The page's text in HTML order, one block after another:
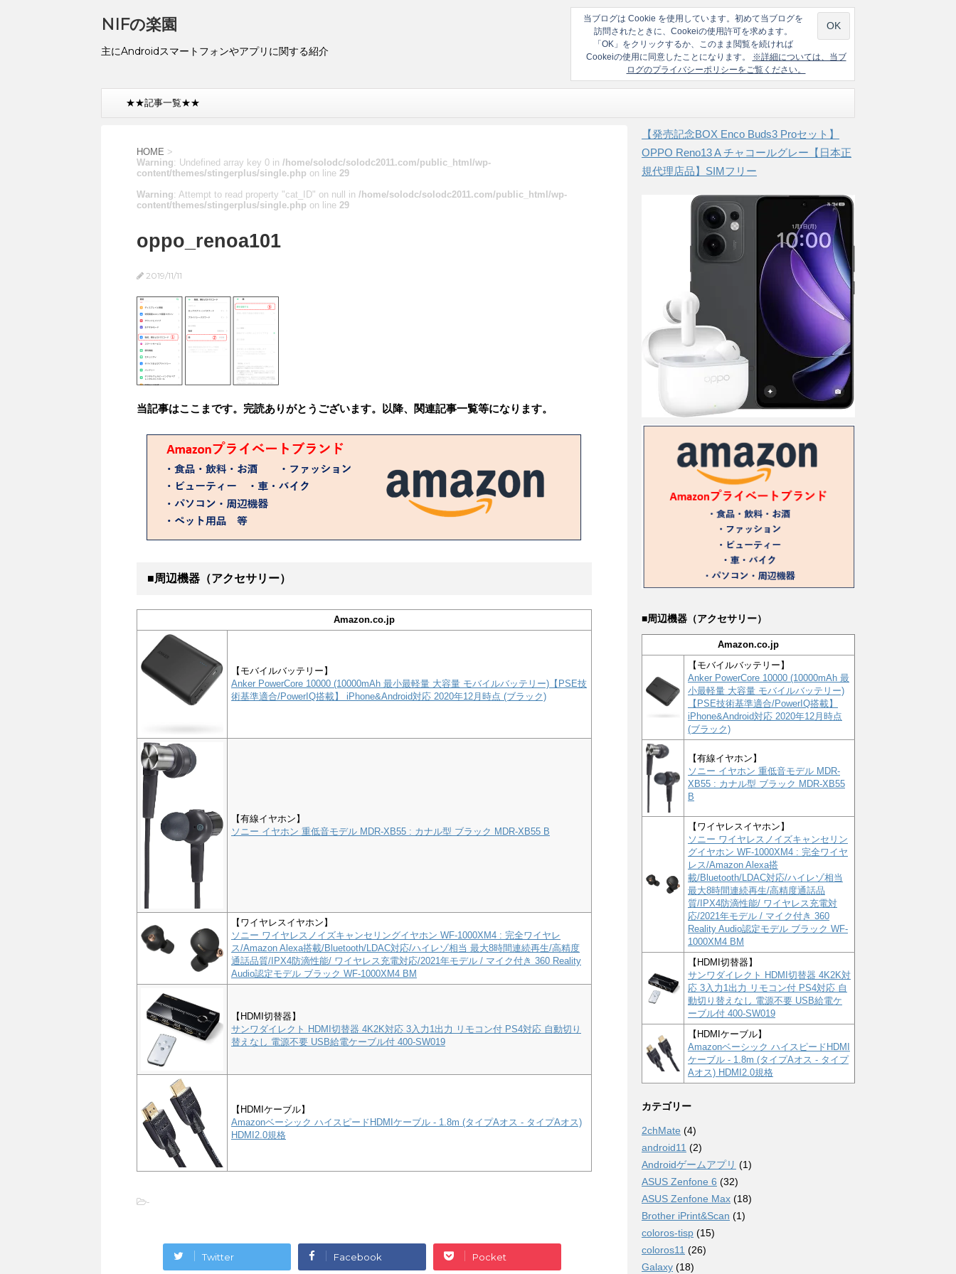
NIFの楽園
主にAndroidスマートフォンやアプリに関する紹介
当ブログは Cookie を使用しています。初めて当ブログを
訪問されたときに、Cookeiの使用許可を求めます。
「OK」をクリックするか、このまま閲覧を続ければ
Cookeiの使用に同意したことになります。
※詳細については、当ブ
ログのプライバシーポリシーをご覧ください。
★★記事一覧★★
HOME >
Warning: Undefined array key 0 in /home/solodc/solodc2011.com/public_html/wp-
content/themes/stingerplus/single.php on line 29
Warning: Attempt to read property "cat_ID" on null in /home/solodc/solodc2011.com/public_html/wp-
content/themes/stingerplus/single.php on line 29
oppo_renoa101
2019/11/11
当記事はここまです。完読ありがとうございます。以降、関連記事一覧等になります。
■周辺機器（アクセサリー）
Amazon.co.jp
【モバイルバッテリー】
Anker PowerCore 10000 (10000mAh 最小最軽量 大容量 モバイルバッテリー)【PSE技
術基準適合/PowerIQ搭載】 iPhone&Android対応 2020年12月時点 (ブラック)
【有線イヤホン】
ソニー イヤホン 重低音モデル MDR-XB55 : カナル型 ブラック MDR-XB55 B
【ワイヤレスイヤホン】
ソニー ワイヤレスノイズキャンセリングイヤホン WF-1000XM4 : 完全ワイヤレ
ス/Amazon Alexa搭載/Bluetooth/LDAC対応/ハイレゾ相当 最大8時間連続再生/高精度
通話品質/IPX4防滴性能/ ワイヤレス充電対応/2021年モデル / マイク付き 360 Reality
Audio認定モデル ブラック WF-1000XM4 BM
【HDMI切替器】
サンワダイレクト HDMI切替器 4K2K対応 3入力1出力 リモコン付 PS4対応 自動切り
替えなし 電源不要 USB給電ケーブル付 400-SW019
【HDMIケーブル】
Amazonベーシック ハイスピードHDMIケーブル - 1.8m (タイプAオス - タイプAオス)
HDMI2.0規格
-
Twitter Facebook Pocket
【発売記念BOX Enco Buds3 Proセット】
OPPO Reno13 A チャコールグレー【日本正
規代理店品】SIMフリー
■周辺機器（アクセサリー）
Amazon.co.jp
【モバイルバッテリー】
Anker PowerCore 10000 (10000mAh 最
小最軽量 大容量 モバイルバッテリー)
【PSE技術基準適合/PowerIQ搭載】
iPhone&Android対応 2020年12月時点
(ブラック)
【有線イヤホン】
ソニー イヤホン 重低音モデル MDR-
XB55 : カナル型 ブラック MDR-XB55
B
【ワイヤレスイヤホン】
ソニー ワイヤレスノイズキャンセリン
グイヤホン WF-1000XM4 : 完全ワイヤ
レス/Amazon Alexa搭
載/Bluetooth/LDAC対応/ハイレゾ相当
最大8時間連続再生/高精度通話品
質/IPX4防滴性能/ ワイヤレス充電対
応/2021年モデル / マイク付き 360
Reality Audio認定モデル ブラック WF-
1000XM4 BM
【HDMI切替器】
サンワダイレクト HDMI切替器 4K2K対
応 3入力1出力 リモコン付 PS4対応 自
動切り替えなし 電源不要 USB給電ケ
ーブル付 400-SW019
【HDMIケーブル】
Amazonベーシック ハイスピードHDMI
ケーブル - 1.8m (タイプAオス - タイプ
Aオス) HDMI2.0規格
カテゴリー
2chMate (4)
android11 (2)
Androidゲームアプリ (1)
ASUS Zenfone 6 (32)
ASUS Zenfone Max (18)
Brother iPrint&Scan (1)
coloros-tisp (15)
coloros11 (26)
Galaxy (18)